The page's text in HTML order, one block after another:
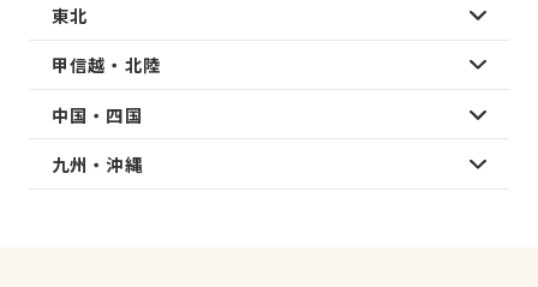
東北
甲信越・北陸
中国・四国
九州・沖縄